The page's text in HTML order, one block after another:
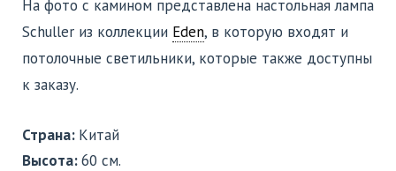
На фото с камином представлена настольная лампа
Schuller из коллекции Eden, в которую входят и
потолочныe светильники, которые также доступны
к заказу.
Страна: Китай
Высота:60 см.